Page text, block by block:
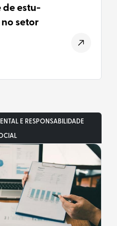
estu-
setor
E RESPONSABILIDADE